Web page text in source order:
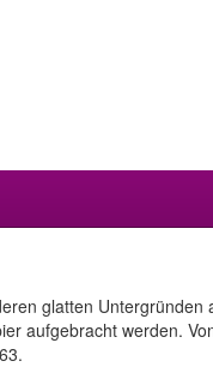
glatten Untergründen
aufgebracht werden.